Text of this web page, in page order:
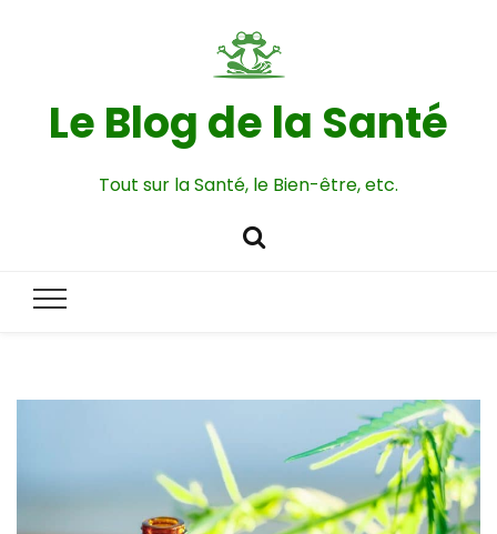
Le Blog de la Santé
Tout sur la Santé, le Bien-être, etc.